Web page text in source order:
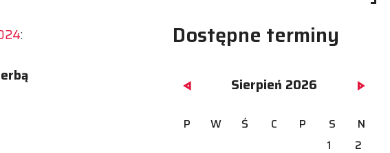
: Dostępne terminy
Sierpień 2026
P W Ś C P S
N
1
2